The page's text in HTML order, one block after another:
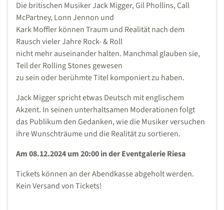
Die britischen Musiker Jack Migger, Gil Phollins, Call
McPartney, Lonn Jennon und
Kark Moffler können Traum und Realität nach dem
Rausch vieler Jahre Rock- & Roll
nicht mehr auseinander halten. Manchmal glauben sie,
Teil der Rolling Stones gewesen
zu sein oder berühmte Titel komponiert zu haben.
Jack Migger spricht etwas Deutsch mit englischem
Akzent. In seinen unterhaltsamen Moderationen folgt
das Publikum den Gedanken, wie die Musiker versuchen
ihre Wunschträume und die Realität zu sortieren.
Am 08.12.2024 um 20:00 in der Eventgalerie Riesa
Tickets können an der Abendkasse abgeholt werden.
Kein Versand von Tickets!